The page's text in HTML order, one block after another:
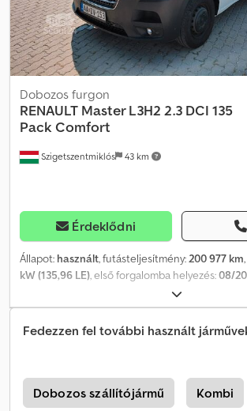
Szigetszentmiklós 43 km
Dobozos furgon
RENAULT Master L3H2 2.3 DCI 135
Pack Comfort
Érdeklődni
Állapot: használt, futásteljesítmény:200 977 km
kW (135,96 LE), első forgalomba helyezés:08/
, össztömeg:
(TÜV):04/2028, szín:fehér, hajtástípus:
osztály:
Euro 6 , ülések száma: , raktér hossza:
, raktérmagasság:
stabilitásprogram (ESP), központi zár,
hívjon minket a WhatsUp/Viber alkalmazáson
jármű saját flottánk része, teljeskörűen
Fedezzen fel további használt
Dobozos szállítójármű Kombi